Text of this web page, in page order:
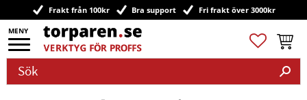
Meny
Frakt från 100kr Bra support Fri frakt över 3000kr
Favoriter